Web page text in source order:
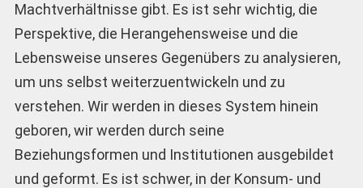
Machtverhältnisse gibt. Es ist sehr wichtig, die
Perspektive, die Herangehensweise und die
Lebensweise unseres Gegenübers zu analysieren,
um uns selbst weiterzuentwickeln und zu
verstehen. Wir werden in dieses System hinein
geboren, wir werden durch seine
Beziehungsformen und Institutionen ausgebildet
und geformt. Es ist schwer, in der Konsum- und